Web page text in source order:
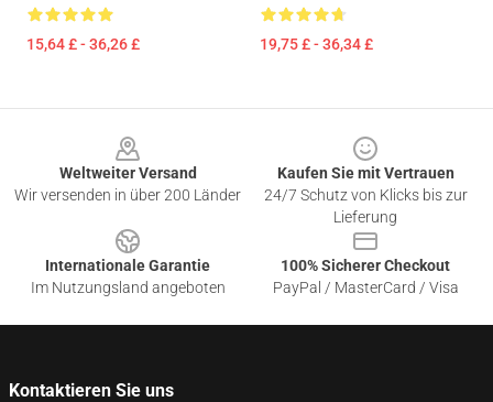
15,64 £ - 36,26 £ 19,75 £ - 36,34 £
Weltweiter Versand
Wir versenden in über 200 Länder
Kaufen Sie mit Vertrauen
24/7 Schutz von Klicks bis zur
Lieferung
Internationale Garantie
Im Nutzungsland angeboten
100% Sicherer Checkout
PayPal / MasterCard / Visa
Kontaktieren Sie uns